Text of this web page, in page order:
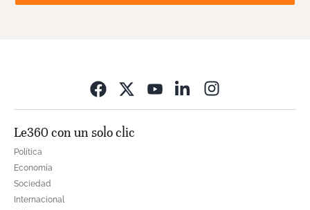
Le360 con un solo clic
Política
Economía
Sociedad
Internacional